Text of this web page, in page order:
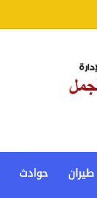
طيران حوادث